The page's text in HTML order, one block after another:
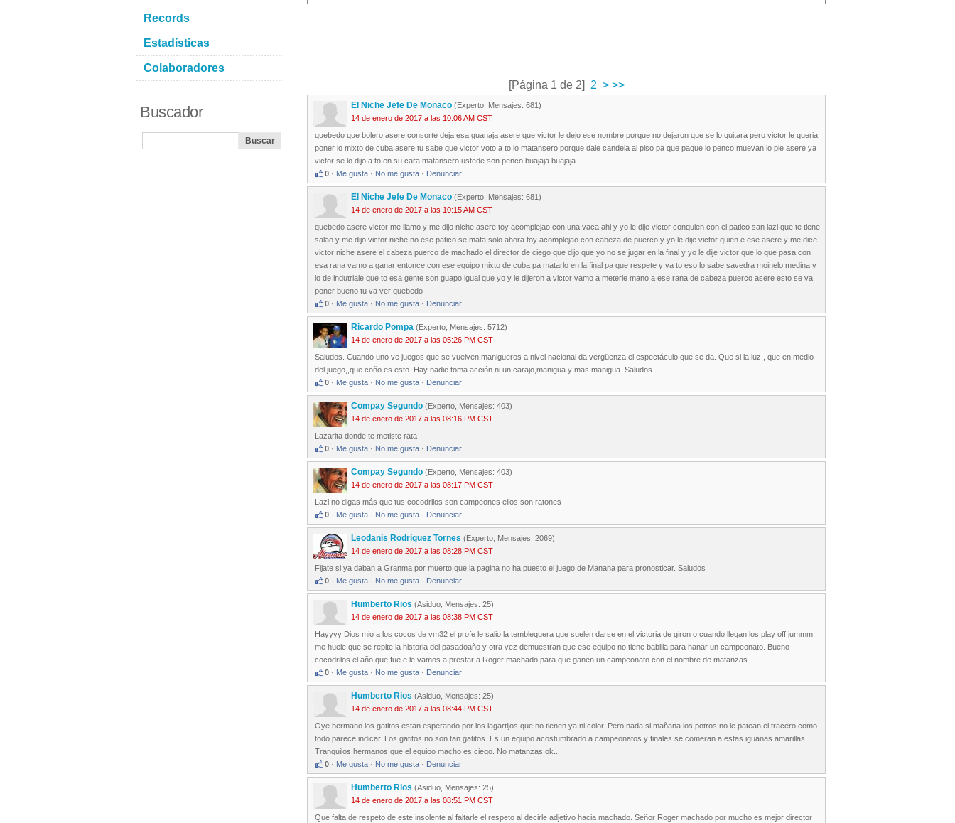
[Página 1 de 2] 2 >>>
El Niche Jefe De Monaco (Experto, Mensajes: 681)
14 de enero de 2017 a las 10:06 AM CST
quebedo que bolero asere consorte deja esa guanaja asere que victor le dejo ese nombre porque no dejaron que se lo quitara pero victor le queria
poner lo mixto de cuba asere tu sabe que victor voto a to lo matansero porque dale candela al piso pa que paque lo penco muevan lo pie asere ya
victor se lo dijo a to en su cara matansero ustede son penco buajaja buajaja
0 · Me gusta · No me gusta · Denunciar
El Niche Jefe De Monaco (Experto, Mensajes: 681)
14 de enero de 2017 a las 10:15 AM CST
quebedo asere victor me llamo y me dijo niche asere toy acomplejao con una vaca ahi y yo le dije victor conquien con el patico san lazi que te tiene
salao y me dijo victor niche no ese patico se mata solo ahora toy acomplejao con cabeza de puerco y yo le dije victor quien e ese asere y me dice
victor niche asere el cabeza puerco de machado el director de ciego que dijo que yo no se jugar en la final y yo le dije victor que lo que pasa con
esa rana vamo a ganar entonce con ese equipo mixto de cuba pa matarlo en la final pa que respete y ya to eso lo sabe savedra moinelo medina y
lo de indutriale que to esa gente son guapo igual que yo y le dijeron a victor vamo a meterle mano a ese rana de cabeza puerco asere esto se va
poner bueno tu va ver quebedo
0 · Me gusta · No me gusta · Denunciar
Ricardo Pompa (Experto, Mensajes: 5712)
14 de enero de 2017 a las 05:26 PM CST
Saludos. Cuando uno ve juegos que se vuelven manigueros a nivel nacional da vergüenza el espectáculo que se da. Que si la luz , que en medio
del juego,,que coño es esto. Hay nadie toma acción ni un carajo,manigua y mas manigua. Saludos
0 · Me gusta · No me gusta · Denunciar
Compay Segundo (Experto, Mensajes: 403)
14 de enero de 2017 a las 08:16 PM CST
Lazarita donde te metiste rata
0 · Me gusta · No me gusta · Denunciar
Compay Segundo (Experto, Mensajes: 403)
14 de enero de 2017 a las 08:17 PM CST
Lazi no digas más que tus cocodrilos son campeones ellos son ratones
0 · Me gusta · No me gusta · Denunciar
Leodanis Rodriguez Tornes (Experto, Mensajes: 2069)
14 de enero de 2017 a las 08:28 PM CST
Fijate si ya daban a Granma por muerto que la pagina no ha puesto el juego de Manana para pronosticar. Saludos
0 · Me gusta · No me gusta · Denunciar
Humberto Rios (Asiduo, Mensajes: 25)
14 de enero de 2017 a las 08:38 PM CST
Hayyyy Dios mio a los cocos de vm32 el profe le salio la temblequera que suelen darse en el victoria de giron o cuando llegan los play off jummm
me huele que se repite la historia del pasadoaño y otra vez demuestran que ese equipo no tiene babilla para hanar un campeonato. Bueno
cocodrilos el año que fue e le vamos a prestar a Roger machado para que ganen un campeonato con el nombre de matanzas.
0 · Me gusta · No me gusta · Denunciar
Humberto Rios (Asiduo, Mensajes: 25)
14 de enero de 2017 a las 08:44 PM CST
Oye hermano los gatitos estan esperando por los lagartijos que no tienen ya ni color. Pero nada si mañana los potros no le patean el tracero como
todo parece indicar. Los gatitos no son tan gatitos. Es un equipo acostumbrado a campeonatos y finales se comeran a estas iguanas amarillas.
Tranquilos hermanos que el equioo macho es ciego. No matanzas ok...
0 · Me gusta · No me gusta · Denunciar
Humberto Rios (Asiduo, Mensajes: 25)
14 de enero de 2017 a las 08:51 PM CST
Que falta de respeto de este insolente al faltarle el respeto al decirle adjetivo hacia machado. Señor Roger machado por mucho es mejor director
Records
Estadísticas
Colaboradores
Buscador